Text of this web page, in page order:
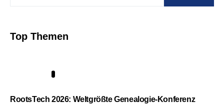
Top Themen
RootsTech 2026: Weltgrößte Genealogie-Konferenz